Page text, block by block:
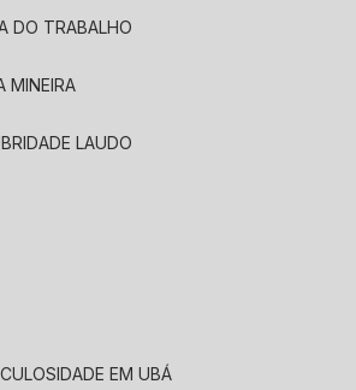
DO TRABALHO
MINEIRA
LAUDO
EM UBÁ